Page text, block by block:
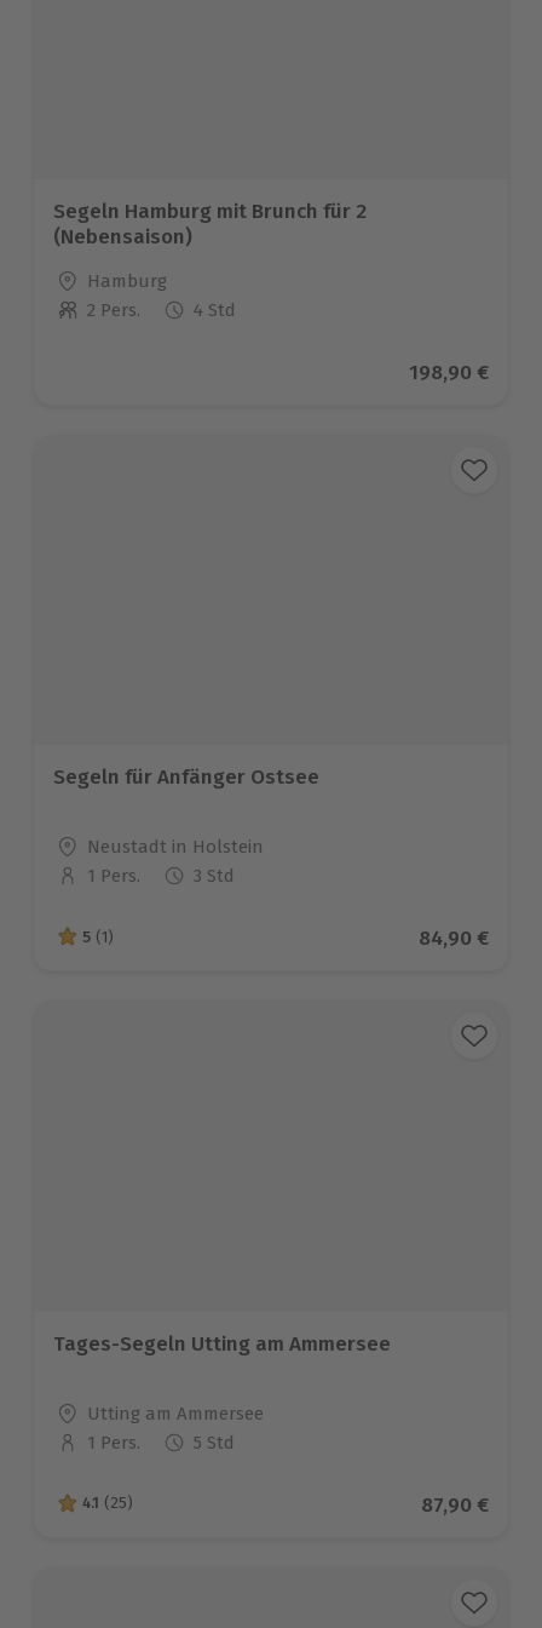
Segeln Hamburg mit Brunch für 2
(Nebensaison)
Standort
Hamburg
Anzahl der Teilnehmer
2 Pers. 4 Std
Aktueller
198,90 €
Segeln für Anfänger Ostsee
Standort
Neustadt in Holstein
Anzahl der Teilnehmer
1 Pers. 3 Std
5 von 5 Sternen basierend auf 1 Bewertungen
5 (1) Aktueller
84,90 €
Tages-Segeln Utting am Ammersee
Standort
Utting am Ammersee
Anzahl der Teilnehmer
1 Pers. 5 Std
4.1 von 5 Sternen basierend auf 25 Bewertungen
4.1 (25) Aktueller
87,90 €